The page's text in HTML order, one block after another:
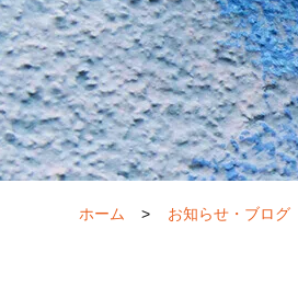
ホーム > お知らせ・ブログ